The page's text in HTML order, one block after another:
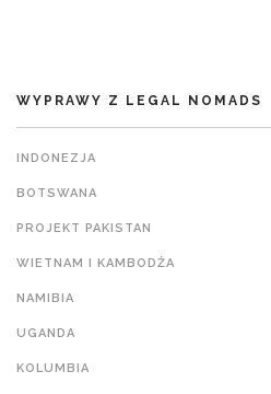
WYPRAWY Z LEGAL NOMADS
INDONEZJA
BOTSWANA
PROJEKT PAKISTAN
WIETNAM I KAMBODŻA
NAMIBIA
UGANDA
KOLUMBIA